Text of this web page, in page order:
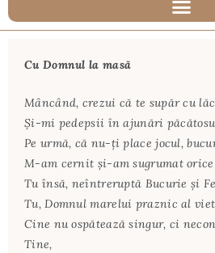
Cu Domnul la masă
Mâncând, crezui că te supăr cu
Şi-mi pedepsii în ajunări
Pe urmă, că nu-ţi place jocul,
M-am cernit şi-am sugrumat orice
Tu însă, neîntreruptă Bucurie şi
Tu, Domnul marelui praznic al
Cine nu ospătează singur, ci
Tine,